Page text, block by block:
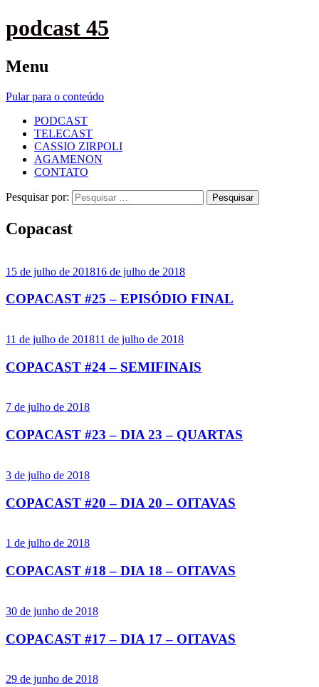
podcast 45
Menu
Pular para o conteúdo
PODCAST
TELECAST
CASSIO ZIRPOLI
AGAMENON
CONTATO
Pesquisar por:
Copacast
15 de julho de 201816 de julho de 2018
COPACAST #25 – EPISÓDIO FINAL
11 de julho de 201811 de julho de 2018
COPACAST #24 – SEMIFINAIS
7 de julho de 2018
COPACAST #23 – DIA 23 – QUARTAS
3 de julho de 2018
COPACAST #20 – DIA 20 – OITAVAS
1 de julho de 2018
COPACAST #18 – DIA 18 – OITAVAS
30 de junho de 2018
COPACAST #17 – DIA 17 – OITAVAS
29 de junho de 2018